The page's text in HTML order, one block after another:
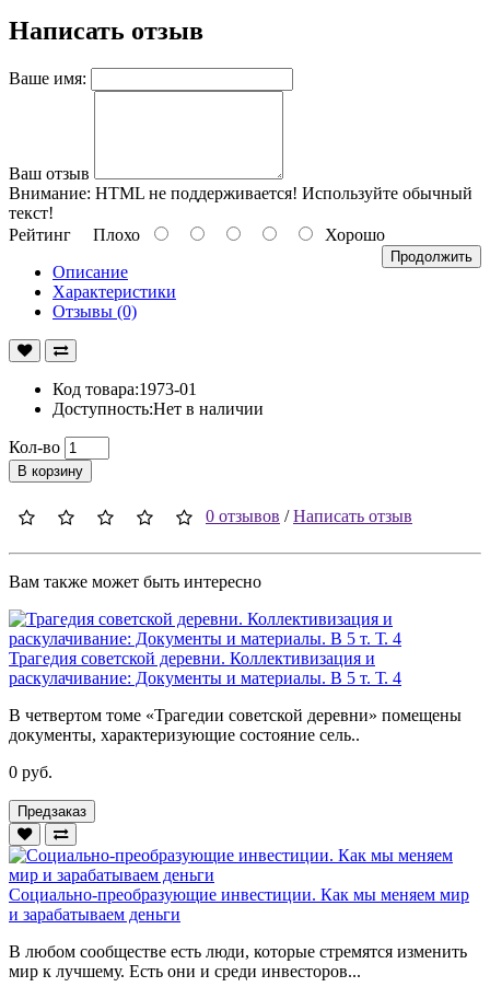
Написать отзыв
Ваше имя:
Ваш отзыв
Внимание: HTML не поддерживается! Используйте обычный
текст!
Рейтинг Плохо Хорошо
Продолжить
Описание
Характеристики
Отзывы (0)
Код товара:1973-01
Доступность:Нет в наличии
Кол-во
В корзину
0 отзывов /Написать отзыв
Вам также может быть интересно
Трагедия советской деревни. Коллективизация и
раскулачивание: Документы и материалы. В 5 т. Т. 4
В четвертом томе «Трагедии советской деревни» помещены
документы, характеризующие состояние сель..
0 руб.
Предзаказ
Социально-преобразующие инвестиции. Как мы меняем мир
и зарабатываем деньги
В любом сообществе есть люди, которые стремятся изменить
мир к лучшему. Есть они и среди инвесторов...